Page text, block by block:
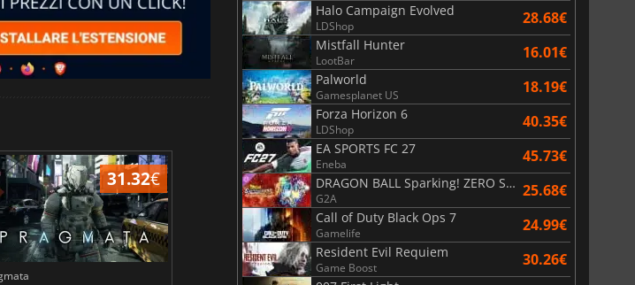
31.32€ 6.77€
Total War WARHAMMER 3
15.48
Lies Of P
Halo Campaign Evolved
LDShop 28.68€
Mistfall Hunter
LootBar 16.01€
Palworld
Gamesplanet US 18.19€
Forza Horizon 6
LDShop 40.35€
EA SPORTS FC 27
Eneba 45.73€
DRAGON BALL Sparking! ZERO Super Limit Breaking NEO
G2A 25.68€
Call of Duty Black Ops 7
Gamelife 24.99€
Resident Evil Requiem
Game Boost 30.26€